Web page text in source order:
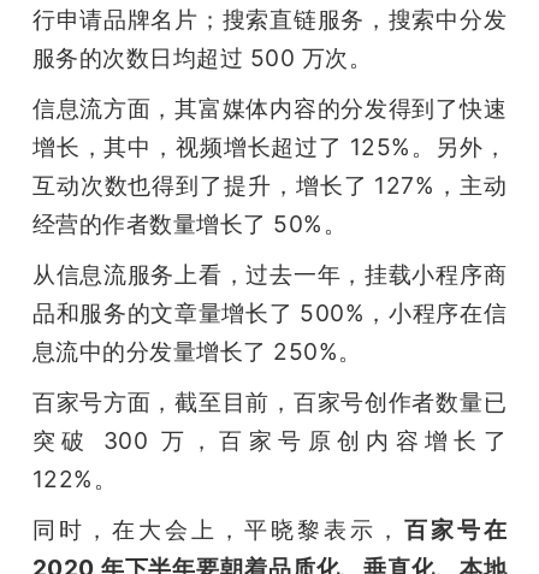
行申请品牌名片；搜索直链服务，搜索中分发
服务的次数日均超过 500 万次。
信息流方面，其富媒体内容的分发得到了快速
增长，其中，视频增长超过了 125%。另外，
互动次数也得到了提升，增长了 127%，主动
经营的作者数量增长了 50%。
从信息流服务上看，过去一年，挂载小程序商
品和服务的文章量增长了 500%，小程序在信
息流中的分发量增长了 250%。
百家号方面，截至目前，百家号创作者数量已
突破 300 万，百家号原创内容增长了
122%。
同时，在大会上，平晓黎表示， 百家号在